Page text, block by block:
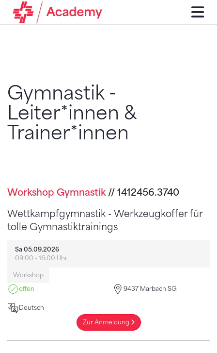
Gymnastik -
Leiter*innen &
Trainer*innen
Workshop Gymnastik// 1412456.3740
Wettkampfgymnastik - Werkzeugkoffer für
tolle Gymnastiktrainings
Sa 05.09.2026
09:00 - 16:00 Uhr
Workshop
offen
9437 Marbach SG
Deutsch
Zur Anmeldung